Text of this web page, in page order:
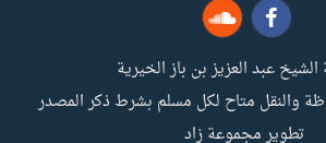
عبد العزيز بن باز الخيرية
والنقل متاح لكل مسلم بشرط ذكر المصدر
تطوير مجموعة زاد